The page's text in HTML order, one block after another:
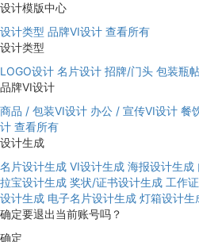
设计模版中心
设计类型 品牌VI设计 查看所有
设计类型
LOGO设计 名片设计 招牌/门头 包装瓶
品牌VI设计
商品 / 包装VI设计 办公 / 宣传VI设计 餐
计 查看所有
设计生成
名片设计生成 VI设计生成 海报设计生成
拉宝设计生成 奖状/证书设计生成 工作
设计生成 电子名片设计生成 灯箱设计生
确定要退出当前账号吗？
确定